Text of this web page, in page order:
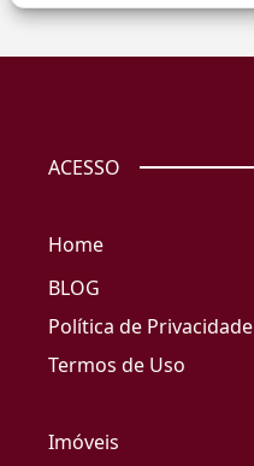
ACESSO
Home
BLOG
Política de Privacidade
Termos de Uso
Imóveis